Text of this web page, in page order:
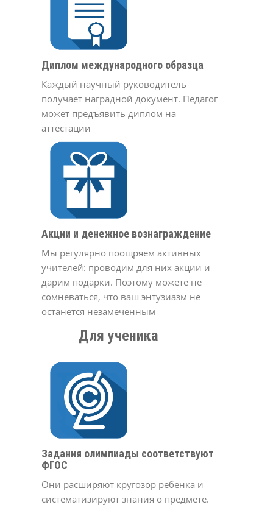
Диплом международного образца
Каждый научный руководитель
получает наградной документ. Педагог
может предъявить диплом на
аттестации
Акции и денежное вознаграждение
Мы регулярно поощряем активных
учителей: проводим для них акции и
дарим подарки. Поэтому можете не
сомневаться, что ваш энтузиазм не
останется незамеченным
Для ученика
Задания олимпиады соответствуют
ФГОС
Они расширяют кругозор ребенка и
систематизируют знания о предмете.